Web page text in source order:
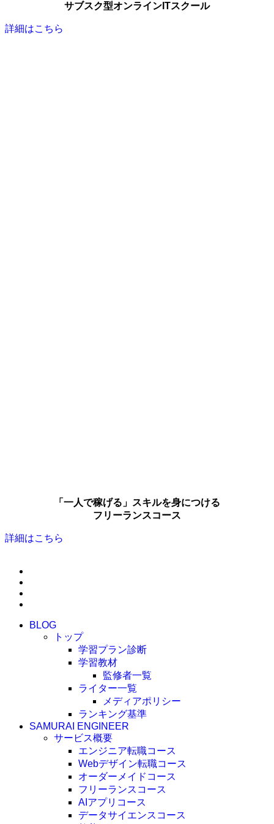
サブスク型オンラインITスクール
詳細はこちら
「一人で稼げる」スキルを身につける
フリーランスコース
詳細はこちら
BLOG
トップ
学習プラン診断
学習教材
監修者一覧
ライター一覧
メディアポリシー
ランキング基準
SAMURAI ENGINEER
サービス概要
エンジニア転職コース
Webデザイン転職コース
オーダーメイドコース
フリーランスコース
AIアプリコース
データサイエンスコース